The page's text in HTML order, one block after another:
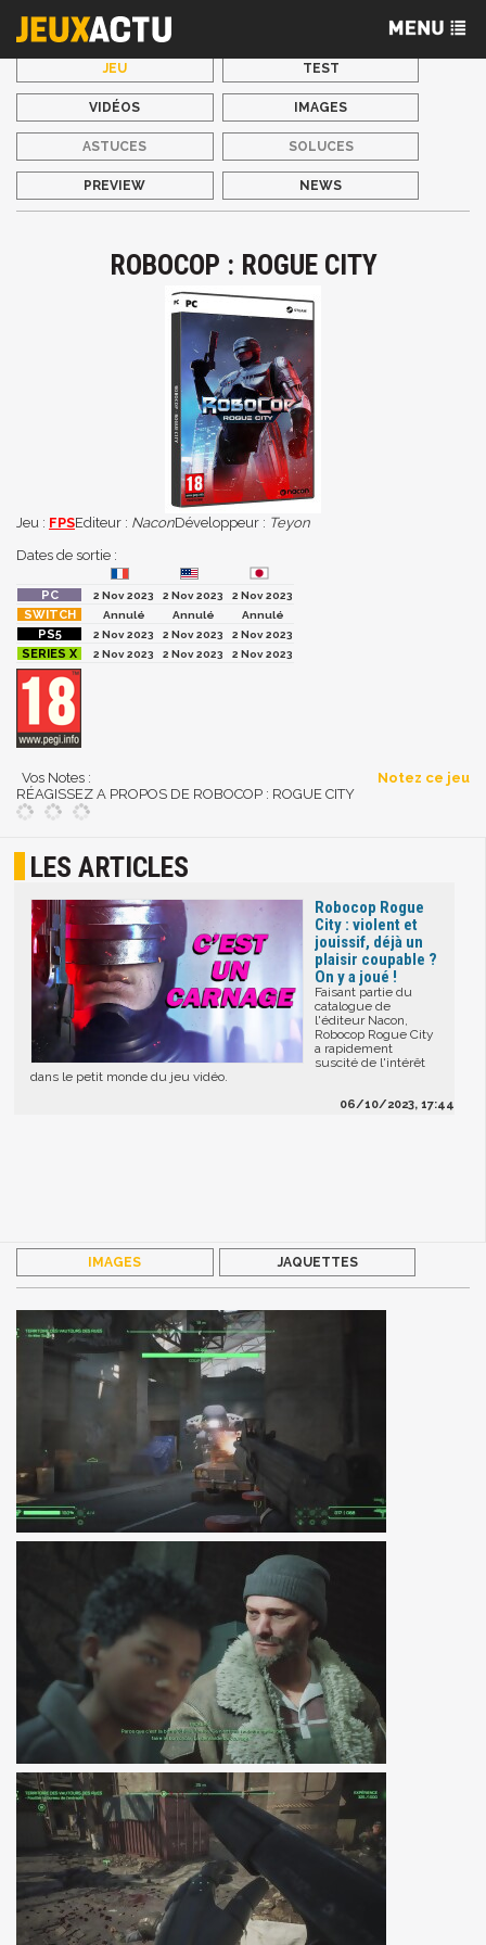
JEU TEST
VIDÉOS IMAGES
ASTUCES SOLUCES
PREVIEW NEWS
ROBOCOP : ROGUE CITY
Jeu : FPSEditeur : NaconDéveloppeur : Teyon
Dates de sortie :
2 Nov 2023 2 Nov 2023
2 Nov 2023
Annulé
Annulé
Annulé
2 Nov 2023
2 Nov 2023
2 Nov 2023
2 Nov 2023
2 Nov 2023 2 Nov 2023
Vos Notes :
Notez ce jeu
RÉAGISSEZ A PROPOS DE ROBOCOP : ROGUE CITY
LES ARTICLES
Robocop Rogue
City : violent et
jouissif, déjà un
plaisir coupable ?
On y a joué !
Faisant partie du
catalogue de
l'éditeur Nacon,
Robocop Rogue City
a rapidement
suscité de l'intérêt
dans le petit monde du jeu vidéo.
06/10/2023, 17:44
IMAGES JAQUETTES